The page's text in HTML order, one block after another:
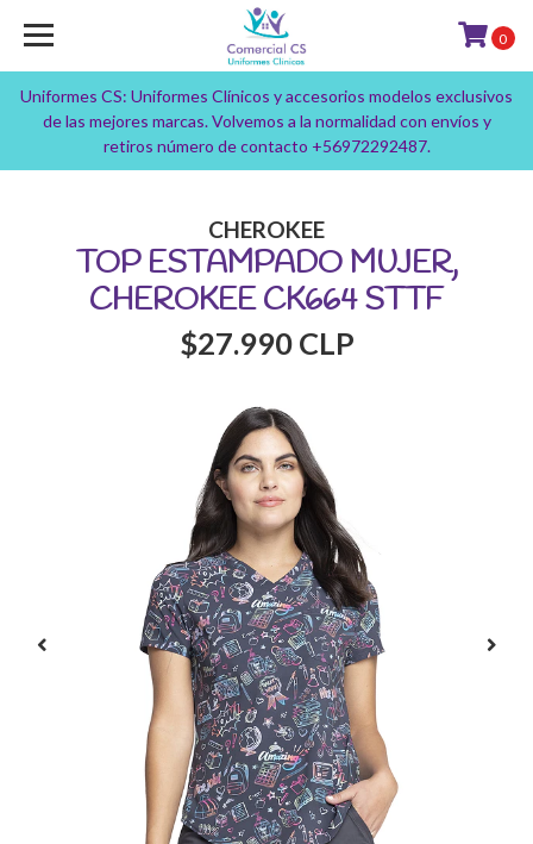
Uniformes CS: Uniformes Clínicos y accesorios modelos exclusivos
de las mejores marcas. Volvemos a la normalidad con envíos y
retiros número de contacto +56972292487.
0
CHEROKEE
TOP ESTAMPADO MUJER,
CHEROKEE CK664 STTF
$27.990 CLP